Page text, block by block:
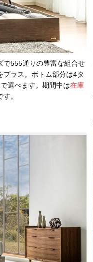
で555通りの豊富な組合せ
ラス。ボトム部分は4タ
選べます。期間中は在庫
。